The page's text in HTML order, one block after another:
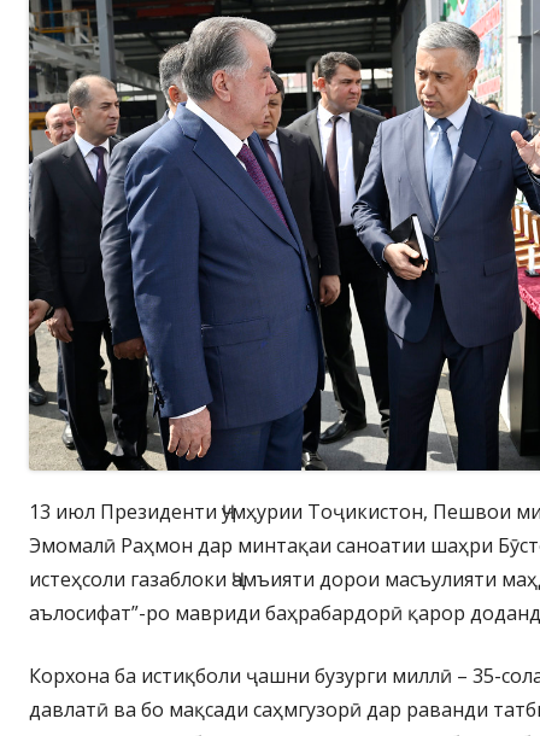
13 июл Президенти Ҷумҳурии Тоҷикистон, Пешвои
Эмомалӣ Раҳмон дар минтақаи саноатии шаҳри
истеҳсоли газаблоки Ҷамъияти дорои масъулияти
аълосифат”-ро мавриди баҳрабардорӣ қарор
Корхона ба истиқболи ҷашни бузурги миллӣ – 35-
давлатӣ ва бо мақсади саҳмгузорӣ дар раванди